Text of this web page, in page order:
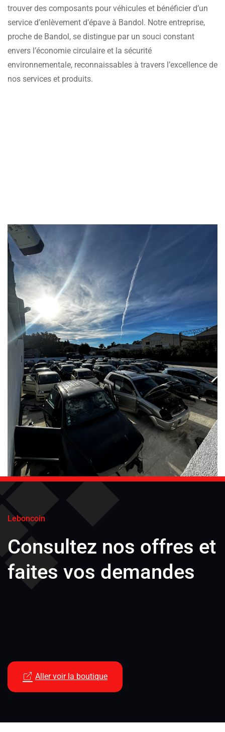
trouver des composants pour véhicules et bénéficier d’un
service d’enlèvement d’épave à Bandol. Notre entreprise,
proche de Bandol, se distingue par un souci constant
envers l’économie circulaire et la sécurité
environnementale, reconnaissables à travers l’excellence de
nos services et produits.
Leboncoin
Consultez nos offres et
faites vos demandes
Aller voir la boutique